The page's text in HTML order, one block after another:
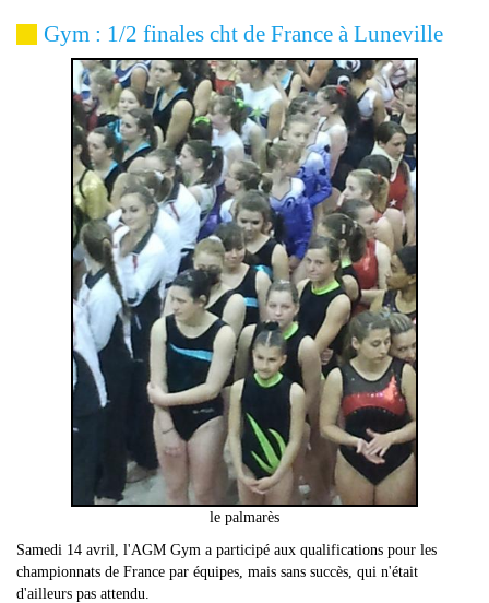
Gym : 1/2 finales cht de France à Luneville
le palmarès
Samedi 14 avril, l'AGM Gym a participé aux qualifications pour les
championnats de France par équipes, mais sans succès, qui n'était
d'ailleurs pas attendu.